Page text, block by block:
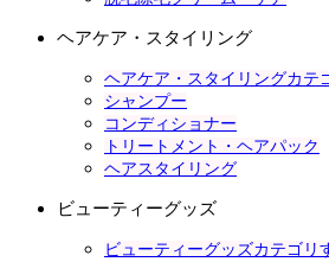
ヘアケア・スタイリング
ヘアケア・スタイリングカテ
シャンプー
コンディショナー
トリートメント・ヘアパック
ヘアスタイリング
ビューティーグッズ
ビューティーグッズカテゴリ